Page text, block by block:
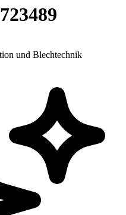
und Blechtechnik